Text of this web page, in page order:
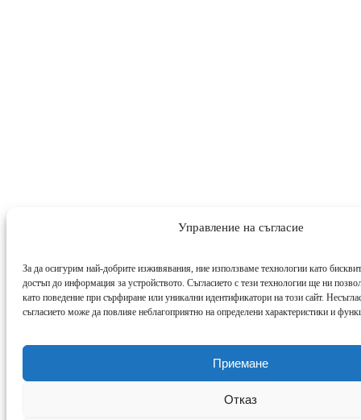
Управление на съгласие
За да осигурим най-добрите изживявания, ние използваме технологии като
достъп до информация за устройството. Съгласието с тези технологии ще ни
като поведение при сърфиране или уникални идентификатори на този сайт.
съгласието може да повлияе неблагоприятно на определени характеристики и
Приемане
Отказ